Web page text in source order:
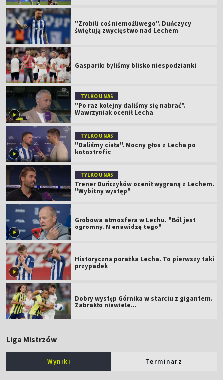
"Zrobili coś niemożliwego". Duńczycy
świętują zwycięstwo nad Lechem
Gasparik: byliśmy blisko niespodzianki
TYLKO U NAS
"Po raz kolejny daliśmy się nabrać".
Wawrzyniak ocenił Lecha
TYLKO U NAS
"Daliśmy ciała". Mocny głos z Lecha po
katastrofie
TYLKO U NAS
Trener Duńczyków ocenił wygraną z Lechem.
"Wybitny występ"
Grobowa atmosfera w Lechu. "Ból jest
ogromny. Nienawidzę tego"
Historyczna porażka Lecha. To pierwszy taki
przypadek
Dobry występ Górnika w starciu z gigantem.
Zabrakło niewiele...
Liga Mistrzów
Wyniki Terminarz